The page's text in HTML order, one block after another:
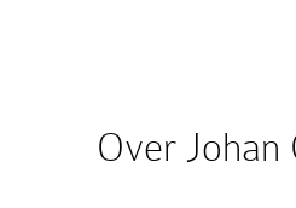
Over Johan